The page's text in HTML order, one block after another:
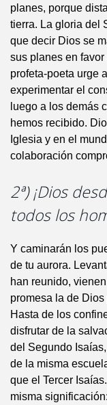
planes, porque
tierra. La gloria del
que decir Dios se
sus planes en
profeta-poeta urge
experimentar el
luego a los demás
hemos recibido.
Iglesia y en el
colaboración
2ª) ¡Dios
todos los
Y caminarán los
de tu aurora.
han reunido,
promesa la de
Hasta de los
disfrutar de la
del Segundo
de la misma
que el Tercer
misma